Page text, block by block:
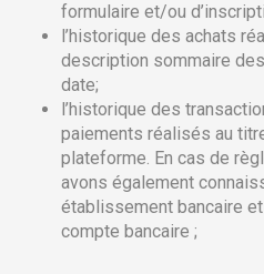
formulaire et/ou
l’historique des achats
description sommaire
date;
l’historique des
paiements réalisés au
plateforme. En cas de
avons également
établissement bancaire
compte bancaire ;